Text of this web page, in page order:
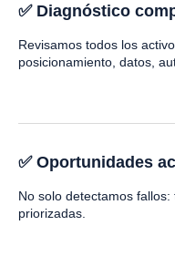
✅ Diagnóstico
Revisamos todos los
posicionamiento, datos,
✅ Oportunidades
No solo detectamos
priorizadas.